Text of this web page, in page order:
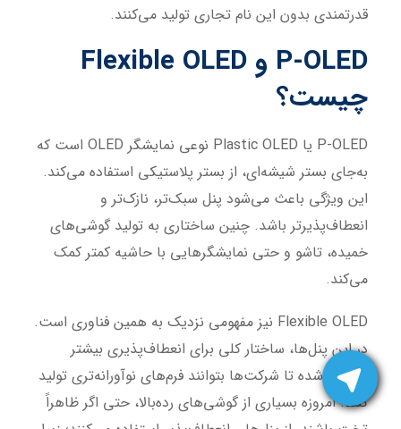
قدرتمندی بدون این نام تجاری تولید می‌کنند.
P-OLED و Flexible OLED
چیست؟
P-OLED یا Plastic OLED نوعی نمایشگر OLED است که
به‌جای بستر شیشه‌ای، از بستر پلاستیکی استفاده می‌کند.
این ویژگی باعث می‌شود پنل سبک‌تر، نازک‌تر و
انعطاف‌پذیرتر باشد. چنین ساختاری به تولید گوشی‌های
خمیده، تاشو و حتی نمایشگرهایی با حاشیه کمتر کمک
می‌کند.
Flexible OLED نیز مفهومی نزدیک به همین فناوری است.
در این پنل‌ها، ساختار کلی برای انعطاف‌پذیری بیشتر
طراحی شده تا شرکت‌ها بتوانند فرم‌های نوآورانه‌تری تولید
کنند. امروزه بسیاری از گوشی‌های رده‌بالا، حتی اگر ظاهراً